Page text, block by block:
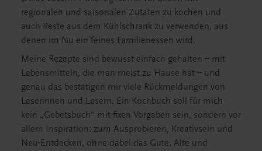
regionalen und saisonalen Zutaten zu kochen und
auch Reste aus dem Kühlschrank zu verwenden, aus
denen im Nu ein feines Familienessen wird.
Meine Rezepte sind bewusst einfach gehalten – mit
Lebensmitteln, die man meist zu Hause hat – und
genau das bestätigen mir viele Rückmeldungen von
Leserinnen und Lesern. Ein Kochbuch soll für mich
kein „Gebetsbuch“ mit fixen Vorgaben sein, sondern vor
allem Inspiration: zum Ausprobieren, Kreativsein und
Neu-Entdecken, ohne dabei das Gute, Alte und